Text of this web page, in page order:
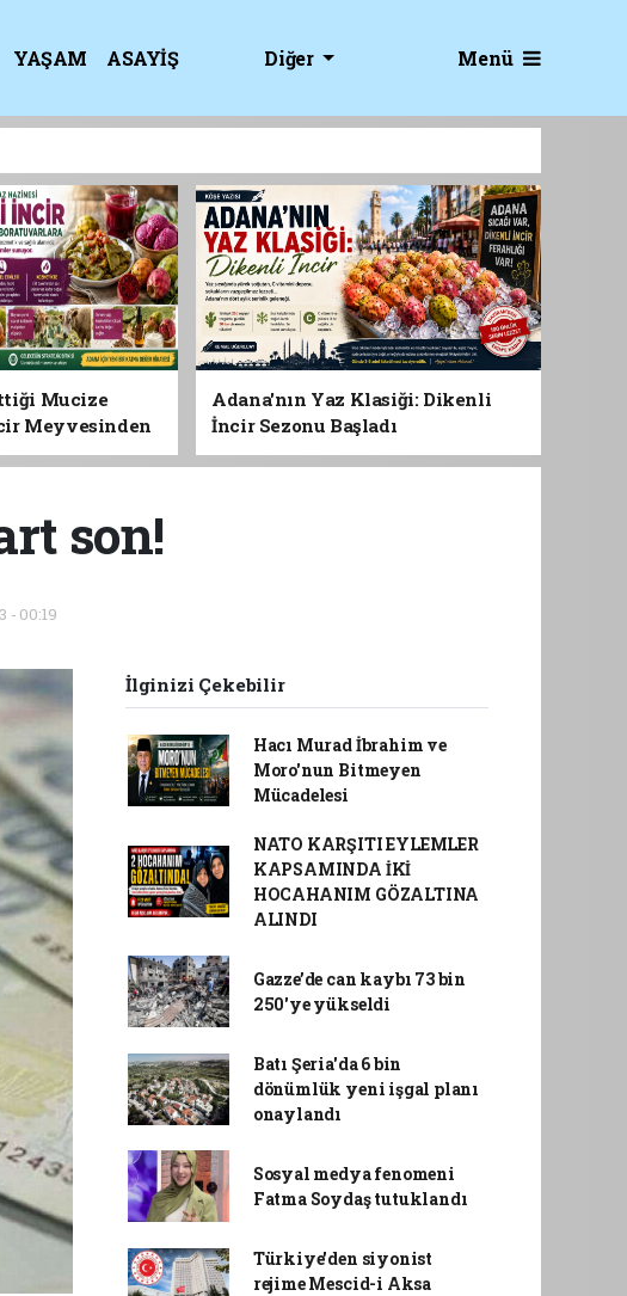
YAŞAM
ASAYİŞ
Diğer Menü
Mucize
Meyvesinden
Süper Gıdası
Adana'nın Yaz Klasiği: Dikenli
İncir Sezonu Başladı
son!
- 00:19
İlginizi Çekebilir
Hacı Murad İbrahim ve
Moro'nun Bitmeyen
Mücadelesi
NATO KARŞITI EYLEMLER
KAPSAMINDA İKİ
HOCAHANIM GÖZALTINA
ALINDI
Gazze’de can kaybı 73 bin
250'ye yükseldi
Batı Şeria'da 6 bin
dönümlük yeni işgal planı
onaylandı
Sosyal medya fenomeni
Fatma Soydaş tutuklandı
Türkiye'den siyonist
rejime Mescid-i Aksa